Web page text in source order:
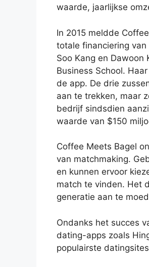
waarde, jaarlijkse
In 2015 meldde
totale financiering
Soo Kang en
Business School.
de app. De drie
aan te trekken, maar
bedrijf sindsdien
waarde van $150
Coffee Meets Bagel
van matchmaking.
en kunnen ervoor
match te vinden. Het
generatie aan te
Ondanks het succes
dating-apps zoals
populairste